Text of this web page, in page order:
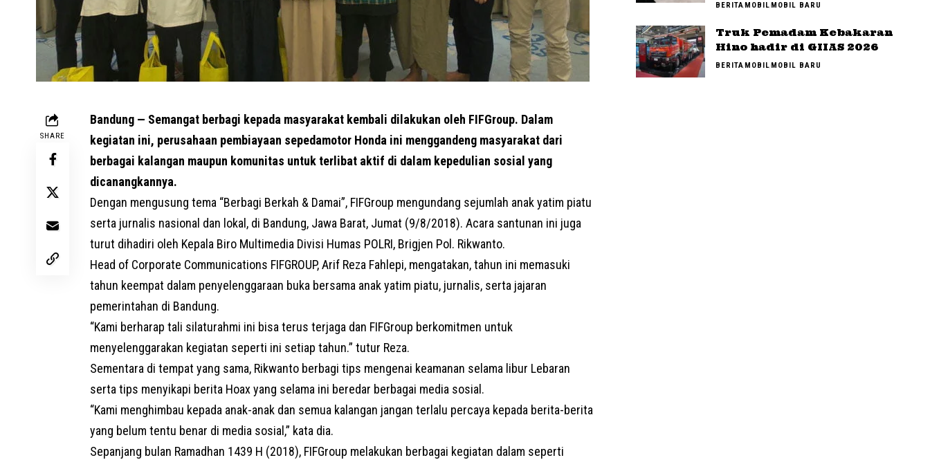
SHARE
Bandung — Semangat berbagi kepada masyarakat kembali dilakukan oleh FIFGroup. Dalam
kegiatan ini, perusahaan pembiayaan sepedamotor Honda ini menggandeng masyarakat dari
berbagai kalangan maupun komunitas untuk terlibat aktif di dalam kepedulian sosial yang
dicanangkannya.
Dengan mengusung tema “Berbagi Berkah & Damai”, FIFGroup mengundang sejumlah anak yatim piatu
serta jurnalis nasional dan lokal, di Bandung, Jawa Barat, Jumat (9/8/2018). Acara santunan ini juga
turut dihadiri oleh Kepala Biro Multimedia Divisi Humas POLRI, Brigjen Pol. Rikwanto.
Head of Corporate Communications FIFGROUP, Arif Reza Fahlepi, mengatakan, tahun ini memasuki
tahun keempat dalam penyelenggaraan buka bersama anak yatim piatu, jurnalis, serta jajaran
pemerintahan di Bandung.
“Kami berharap tali silaturahmi ini bisa terus terjaga dan FIFGroup berkomitmen untuk
menyelenggarakan kegiatan seperti ini setiap tahun.” tutur Reza.
Sementara di tempat yang sama, Rikwanto berbagi tips mengenai keamanan selama libur Lebaran
serta tips menyikapi berita Hoax yang selama ini beredar berbagai media sosial.
“Kami menghimbau kepada anak-anak dan semua kalangan jangan terlalu percaya kepada berita-berita
yang belum tentu benar di media sosial,” kata dia.
Sepanjang bulan Ramadhan 1439 H (2018), FIFGroup melakukan berbagai kegiatan dalam seperti
BERITAMOBILMOBIL BARU
Truk Pemadam Kebakaran
Hino hadir di GIIAS 2026
BERITAMOBILMOBIL BARU